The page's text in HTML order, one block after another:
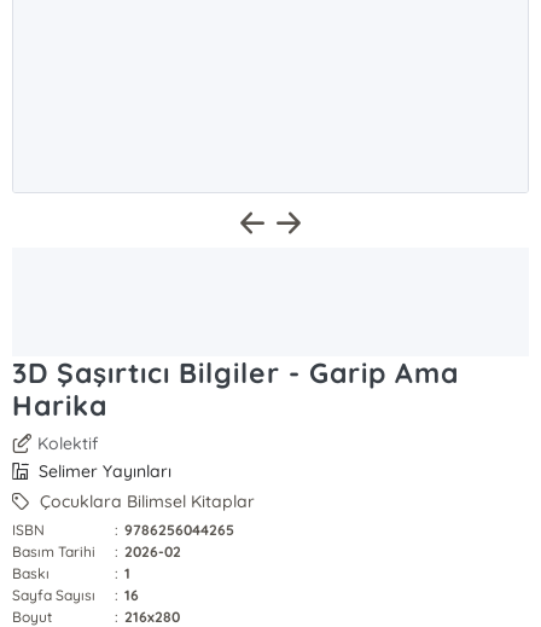
3D Şaşırtıcı Bilgiler - Garip Ama
Harika
Kolektif
Selimer Yayınları
Çocuklara Bilimsel Kitaplar
ISBN : 9786256044265
Basım Tarihi
: 2026-02
Baskı
: 1
Sayfa Sayısı
: 16
Boyut
: 216x280